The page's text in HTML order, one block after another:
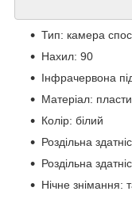
Тип: камера
Нахил: 90
Інфрачервона
Матеріал:
Колір: білий
Роздільна
Роздільна
Нічне знімання: